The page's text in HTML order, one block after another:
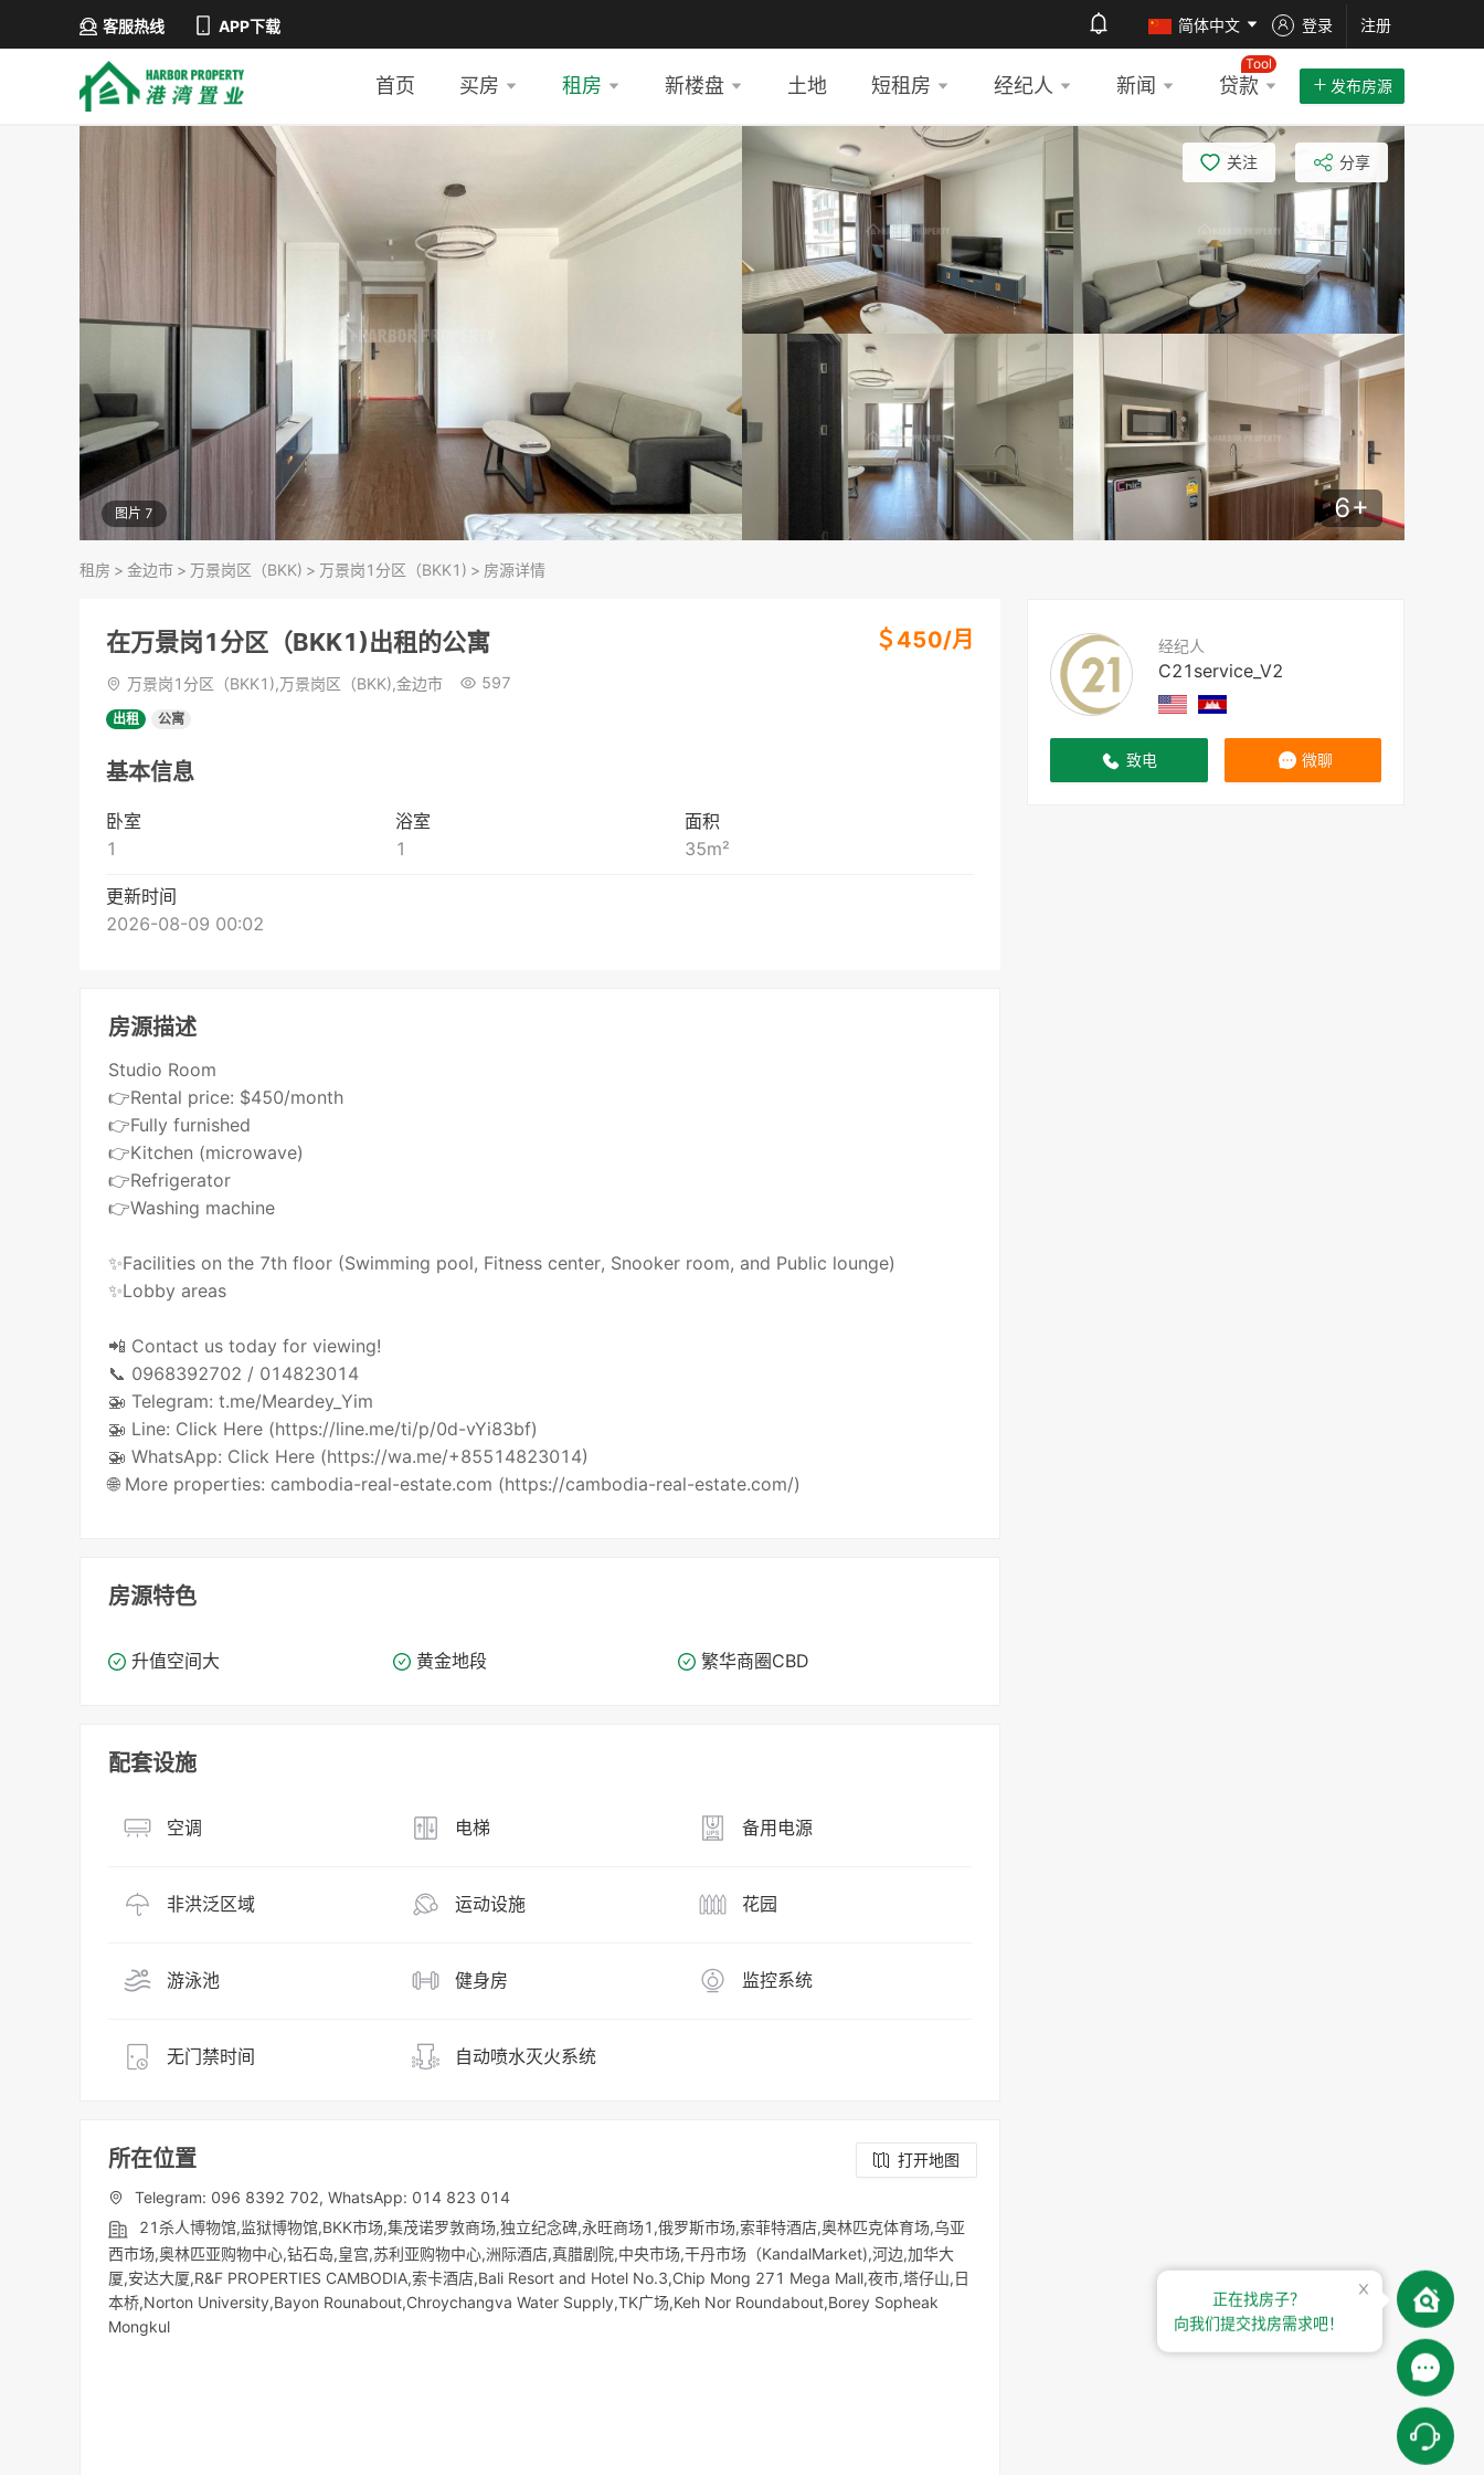
客服热线 APP下载 简体中文 登录 注册
首页 买房 租房 新楼盘 土地 短租房 经纪人 新闻 贷款
Tool
发布房源
图片 7 6+
关注 分享
租房 > 金边市 > 万景岗区（BKK) > 万景岗1分区（BKK1) > 房源详情
经纪人
C21service_V2
致电 微聊
在万景岗1分区（BKK1)出租的公寓 ＄ 450/月
万景岗1分区（BKK1),万景岗区（BKK),金边市 597
出租 公寓
基本信息
卧室
1
浴室
1
面积
35m²
更新时间
2026-08-09 00:02
房源描述
Studio Room
👉Rental price: $450/month
👉Fully furnished
👉Kitchen (microwave)
👉Refrigerator
👉Washing machine
✨Facilities on the 7th floor (Swimming pool, Fitness center, Snooker room, and Public lounge)
✨Lobby areas
📲 Contact us today for viewing!
📞 0968392702 / 014823014
🚁 Telegram: t.me/Meardey_Yim
🚁 Line: Click Here (https://line.me/ti/p/0d-vYi83bf)
🚁 WhatsApp: Click Here (https://wa.me/+85514823014)
🌐 More properties: cambodia-real-estate.com (https://cambodia-real-estate.com/)
房源特色
升值空间大 黄金地段 繁华商圈​​CBD
配套设施
空调 电梯 备用电源
非洪泛区域 运动设施 花园
游泳池 健身房 监控系统
无门禁时间 自动喷水灭火系统
所在位置
打开地图
Telegram: 096 8392 702, WhatsApp: 014 823 014
21杀人博物馆,监狱博物馆,BKK市场,集茂诺罗敦商场,独立纪念碑,永旺商场1,俄罗斯市场,索菲特酒店,奥林匹克体育场,乌亚
西市场,奥林匹亚购物中心,钻石岛,皇宫,苏利亚购物中心,洲际酒店,真腊剧院,中央市场,干丹市场（KandalMarket),河边,加华大
厦,安达大厦,R&F PROPERTIES CAMBODIA,索卡酒店,Bali Resort and Hotel No.3,Chip Mong 271 Mega Mall,夜市,塔仔山,日
本桥,Norton University,Bayon Rounabout,Chroychangva Water Supply,TK广场,Keh Nor Roundabout,Borey Sopheak
Mongkul
正在找房子？
向我们提交找房需求吧！